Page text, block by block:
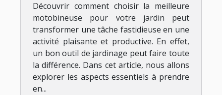
Découvrir comment choisir la meilleure
motobineuse pour votre jardin peut
transformer une tâche fastidieuse en une
activité plaisante et productive. En effet,
un bon outil de jardinage peut faire toute
la différence. Dans cet article, nous allons
explorer les aspects essentiels à prendre
en...